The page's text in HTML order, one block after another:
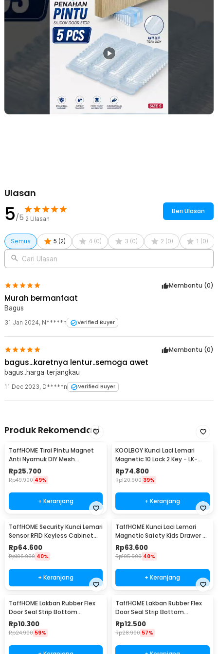
tahan aus. Dijamin penahan pintu dapat digunakan dalam jangka
waktu yang panjang.
Perlindungan Permukaan
Penahan pintu silikon mencegah pintu terbanting keras ke dinding,
yang bisa menyebabkan kerusakan baik pada dinding atau pada
pintu itu sendiri. Materialnya yang terbuat dari silikon juga dapat
melindungi permukaan lantai dari goresan sehingga tidak akan
Karena terbuat dari silikon yang elastis, maka penahan pintu ini
dapat dipasang dengan cara ditekan dan dimasukkan ke celah
Kelengkapan Produk
Rincian yang Anda dapatkan untuk pembelian produk ini:
1 x TaffHOME Penahan Pintu Silikon Door Stop Size S - T01
Ulasan
5/5 2 Ulasan
Beri Ulasan
Semua 5 (2) 4 (0) 3 (0) 2 (0) 1 (0)
Cari Ulasan
Membantu (0)
Murah bermanfaat
Bagus
31 Jan 2024, N*****h Verified Buyer
Membantu (0)
bagus...karetnya lentur..semoga awet
bagus..harga terjangkau
11 Dec 2023, D*****n Verified Buyer
Produk Rekomendasi
TaffHOME Tirai Pintu Magnet
Anti Nyamuk DIY Mesh
Polyester 100x210cm - HW25
Rp25.700
Rp49.900 49%
+ Keranjang
KOOLBOY Kunci Laci Lemari
Magnetic 10 Lock 2 Key - LK-
002-KB
Rp74.800
Rp120.900 39%
+ Keranjang
TaffHOME Security Kunci Lemari
Sensor RFID Keyless Cabinet
Door Lock - SCRFID
Rp64.600
Rp106.900 40%
+ Keranjang
TaffHOME Kunci Laci Lemari
Magnetic Safety Kids Drawer 8
Lock 2 Key - LK-004-KB
Rp63.600
Rp105.900 40%
+ Keranjang
TaffHOME Lakban Rubber Flex
Door Seal Strip Bottom
Waterproof 25mmx5M - TP39
Rp10.300
Rp24.900 59%
TaffHOME Lakban Rubber Flex
Door Seal Strip Bottom
Waterproof 35mmx5M - TP39
Rp12.500
Rp28.900 57%